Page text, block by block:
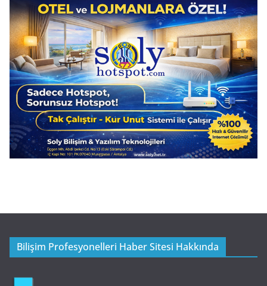
Bilişim Profesyonelleri Haber Sitesi Hakkında